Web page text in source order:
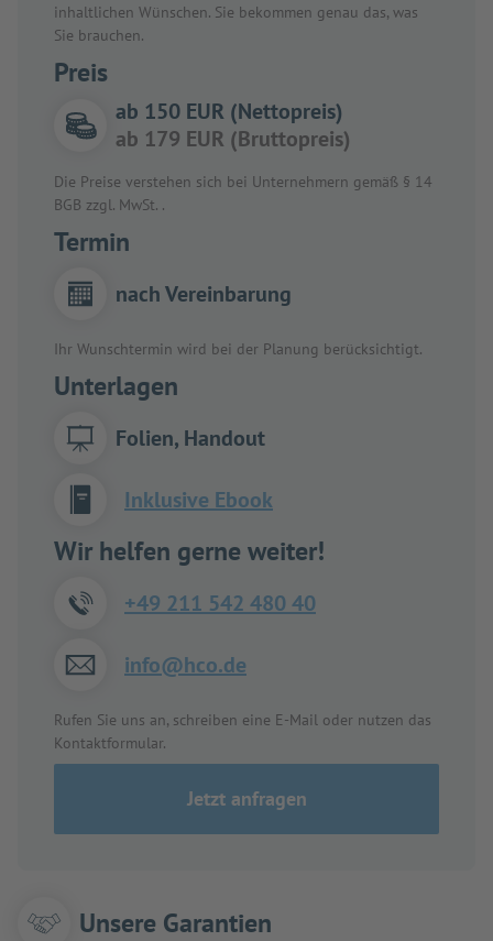
inhaltlichen Wünschen. Sie bekommen genau das, was
Sie brauchen.
Preis
ab 150 EUR (Nettopreis)
ab 179 EUR (Bruttopreis)
Die Preise verstehen sich bei Unternehmern gemäß § 14
BGB zzgl. MwSt. .
Termin
nach Vereinbarung
Ihr Wunschtermin wird bei der Planung berücksichtigt.
Unterlagen
Folien, Handout
Inklusive Ebook
Wir helfen gerne weiter!
+49 211 542 480 40
info@hco.de
Rufen Sie uns an, schreiben eine E-Mail oder nutzen das
Kontaktformular.
Jetzt anfragen
Unsere Garantien